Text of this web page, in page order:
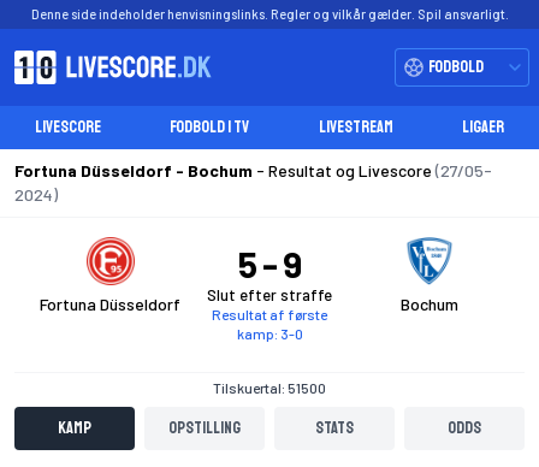
Denne side indeholder henvisningslinks. Regler og vilkår gælder. Spil ansvarligt.
Fodbold
LIVESCORE FODBOLD I TV LIVESTREAM LIGAER
Fortuna Düsseldorf - Bochum - Resultat og Livescore(27/05-
2024)
Fortuna Düsseldorf
5 9
Slut efter straffe
Resultat af første
kamp: 3-0
Bochum
Tilskuertal: 51500
Kamp Opstilling Stats Odds